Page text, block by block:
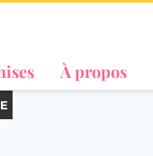
À propos